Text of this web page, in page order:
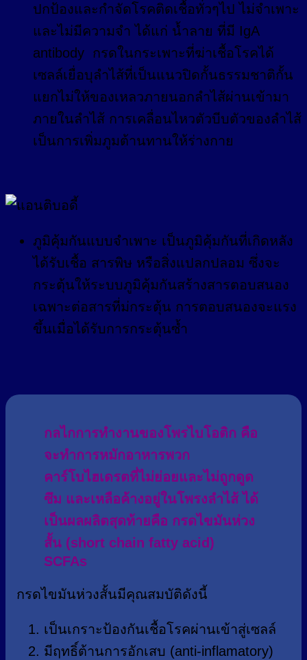
ปกป้องและกำจัดโรคติดเชื้อทั่วๆไป ไม่จำเพาะ
และไม่มีความจำ ได้แก่ น้ำลาย ที่มี IgA
antibody กรดในกระเพาะที่ฆ่าเชื้อโรคได้
เซลล์เยื่อบุลำไส้ที่เป็นแนวปิดกั้นธรรมชาติกั้น
แยกไม่ให้ของเหลวภายนอกลำไส้ผ่านเข้ามา
ภายในลำไส้ การเคลื่อนไหวตัวบีบตัวของลำไส้
เป็นการเพิ่มภูมต้านทานให้ร่างกาย
ภูมิคุ้มกันแบบจำเพาะ เป็นภูมิคุ้มกันที่เกิดหลัง
ได้รับเชื้อ สารพิษ หรือสิ่งแปลกปลอม ซึ่งจะ
กระตุ้นให้ระบบภูมิคุ้มกันสร้างสารตอบสนอง
เฉพาะต่อสารที่ม่กระตุ้น การตอบสนองจะแรง
ขึ้นเมื่อได้รับการกระตุ้นซ้ำ
กลไกการทำงานของโพรไบโอติก คือ
จะทำการหมักอาหารพวก
คาร์โบไฮเดรตที่ไม่ย่อยและไม่ถูกดูด
ซึม และเหลือค้างอยู่ในโพรงลำไส้ ได้
เป็นผลผลิตสุดท้ายคือ กรดไขมันห่วง
สั้น (short chain fatty acid)
SCFAs
กรดไขมันห่วงสั้นมีคุณสมบัติดังนี้
เป็นเกราะป้องกันเชื้อโรคผ่านเข้าสู่เซลล์
มีฤทธิ์ต้านการอักเสบ (anti-inflamatory)